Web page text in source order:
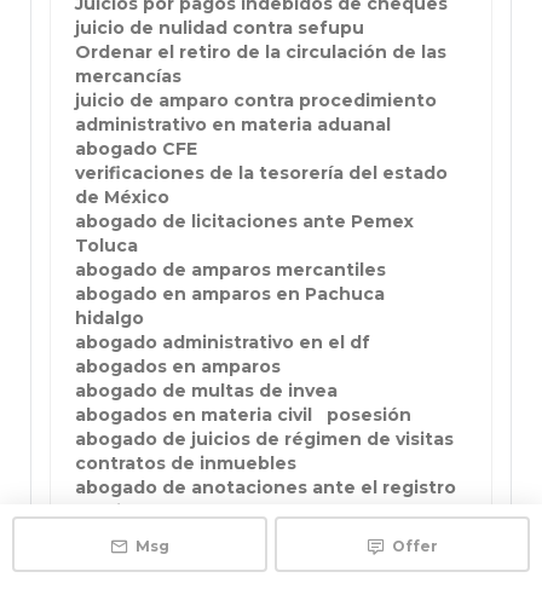
juicio de nulidad contra sefupu
Ordenar el retiro de la circulación de las
mercancías
juicio de amparo contra procedimiento
administrativo en materia aduanal
abogado CFE
verificaciones de la tesorería del estado
de México
abogado de licitaciones ante Pemex
Toluca
abogado de amparos mercantiles
abogado en amparos en Pachuca
hidalgo
abogado administrativo en el df
abogados en amparos
abogado de multas de invea
abogados en materia civil
posesión
abogado de juicios de régimen de visitas
contratos de inmuebles
abogado de anotaciones ante el registro
público
juicio sucesorio
Escrituraciones ante fedatarios públicos
Msg Offer